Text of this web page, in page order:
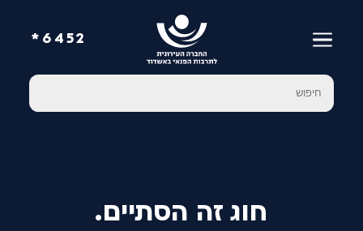
6452*
חוג זה הסתיים.